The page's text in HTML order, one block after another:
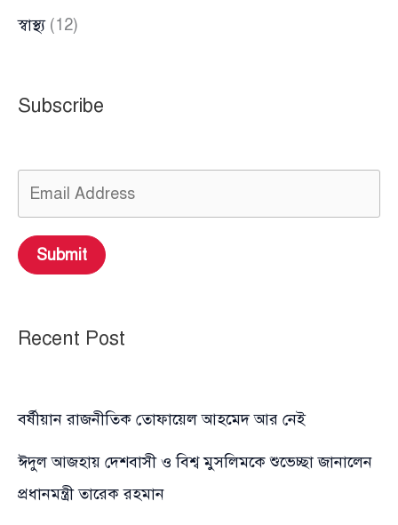
স্বাস্থ্য(12)
Subscribe
Submit
Recent Post
বর্ষীয়ান রাজনীতিক তোফায়েল আহমেদ আর নেই
ঈদুল আজহায় দেশবাসী ও বিশ্ব মুসলিমকে শুভেচ্ছা জানালেন
প্রধানমন্ত্রী তারেক রহমান